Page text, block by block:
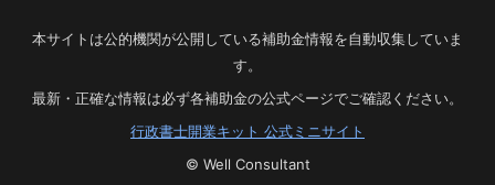
本サイトは公的機関が公開している補助金情報を自動収集していま
す。
最新・正確な情報は必ず各補助金の公式ページでご確認ください。
行政書士開業キット 公式ミニサイト
© Well Consultant